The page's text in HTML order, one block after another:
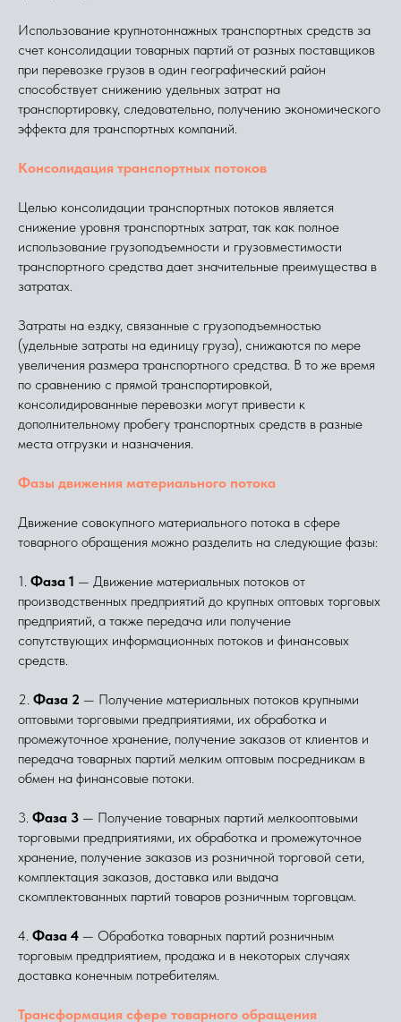
Использование крупнотоннажных транспортных средств за
счет консолидации товарных партий от разных поставщиков
при перевозке грузов в один географический район
способствует снижению удельных затрат на
транспортировку, следовательно, получению экономического
эффекта для транспортных компаний.
Консолидация транспортных потоков
Целью консолидации транспортных потоков является
снижение уровня транспортных затрат, так как полное
использование грузоподъемности и грузовместимости
транспортного средства дает значительные преимущества в
затратах.
Затраты на ездку, связанные с грузоподъемностью
(удельные затраты на единицу груза), снижаются по мере
увеличения размера транспортного средства. В то же время
по сравнению с прямой транспортировкой,
консолидированные перевозки могут привести к
дополнительному пробегу транспортных средств в разные
места отгрузки и назначения.
Фазы движения материального потока
Движение совокупного материального потока в сфере
товарного обращения можно разделить на следующие фазы:
1. Фаза 1 — Движение материальных потоков от
производственных предприятий до крупных оптовых торговых
предприятий, а также передача или получение
сопутствующих информационных потоков и финансовых
средств.
2. Фаза 2 — Получение материальных потоков крупными
оптовыми торговыми предприятиями, их обработка и
промежуточное хранение, получение заказов от клиентов и
передача товарных партий мелким оптовым посредникам в
обмен на финансовые потоки.
3. Фаза 3 — Получение товарных партий мелкооптовыми
торговыми предприятиями, их обработка и промежуточное
хранение, получение заказов из розничной торговой сети,
комплектация заказов, доставка или выдача
скомплектованных партий товаров розничным торговцам.
4. Фаза 4 — Обработка товарных партий розничным
торговым предприятием, продажа и в некоторых случаях
доставка конечным потребителям.
Трансформация сфере товарного обращения